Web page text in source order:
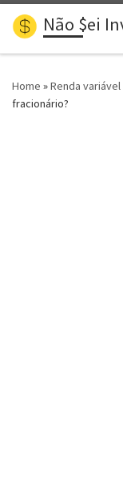
Skip to content
Não $ei
Home »Renda variável
fracionário?